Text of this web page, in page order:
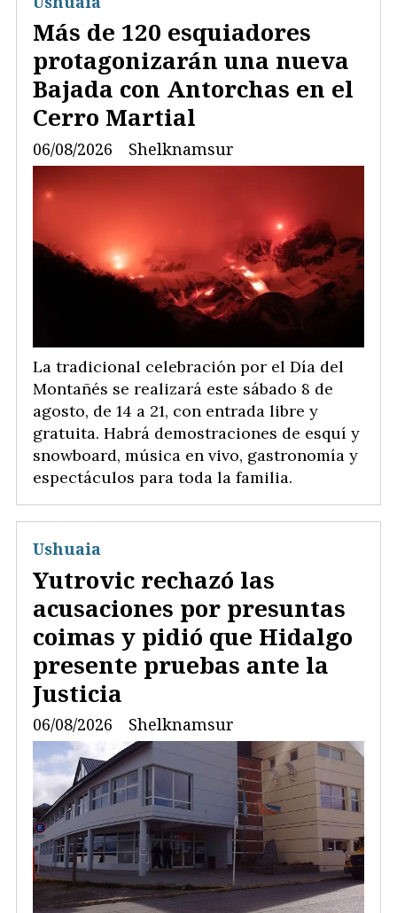
Más de 120 esquiadores
protagonizarán una nueva
Bajada con Antorchas en el
Cerro Martial
Shelknamsur
06/08/2026
La tradicional celebración por el Día del
Montañés se realizará este sábado 8 de
agosto, de 14 a 21, con entrada libre y
gratuita. Habrá demostraciones de esquí y
snowboard, música en vivo, gastronomía y
espectáculos para toda la familia.
Yutrovic rechazó las
acusaciones por presuntas
coimas y pidió que Hidalgo
presente pruebas ante la
Justicia
Shelknamsur
Ushuaia
06/08/2026